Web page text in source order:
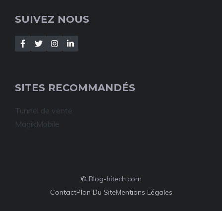
SUIVEZ NOUS
SITES RECOMMANDÉS
Tunnel de vente
MagikMobile
© Blog-hitech.com
ContactPlan Du SiteMentions Légales